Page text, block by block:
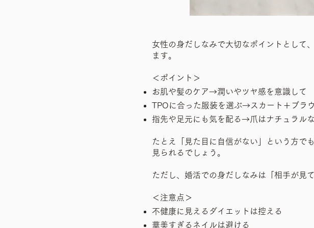
女性の身だしなみで大切なポイントとして
ます。
＜ポイント＞
お肌や髪のケア→潤いやツヤ感を意識して
TPOに合った服装を選ぶ→スカート＋ブラ
指先や足元にも気を配る→爪はナチュラル
たとえ「見た目に自信がない」という方で
見られるでしょう。
ただし、婚活での身だしなみは「相手が見
＜注意点＞
不健康に見えるダイエットは控える
華美すぎるネイルは避ける